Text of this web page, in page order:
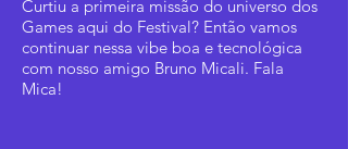
Curtiu a primeira missão do universo dos
Games aqui do Festival? Então vamos
continuar nessa vibe boa e tecnológica
com nosso amigo Bruno Micali. Fala
Mica!